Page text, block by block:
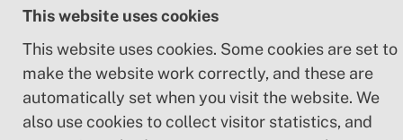
This website uses cookies
This website uses cookies. Some cookies are set to
make the website work correctly, and these are
automatically set when you visit the website. We
also use cookies to collect visitor statistics, and
business, communication, culture and
Sweden.